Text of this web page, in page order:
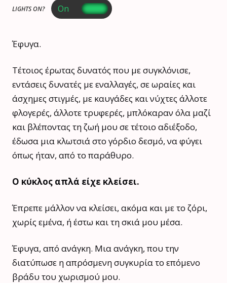
LIGHTS ON?
Έφυγα.
Τέτοιος έρωτας δυνατός που με συγκλόνισε,
εντάσεις δυνατές με εναλλαγές, σε ωραίες και
άσχημες στιγμές, με καυγάδες και νύχτες άλλοτε
φλογερές, άλλοτε τρυφερές, μπλόκαραν όλα μαζί
και βλέποντας τη ζωή μου σε τέτοιο αδιέξοδο,
έδωσα μια κλωτσιά στο γόρδιο δεσμό, να φύγει
όπως ήταν, από το παράθυρο.
Ο κύκλος απλά είχε κλείσει.
Έπρεπε μάλλον να κλείσει, ακόμα και με το ζόρι,
χωρίς εμένα, ή έστω και τη σκιά μου μέσα.
Έφυγα, από ανάγκη. Μια ανάγκη, που την
διατύπωσε η απρόσμενη συγκυρία το επόμενο
βράδυ του χωρισμού μου.